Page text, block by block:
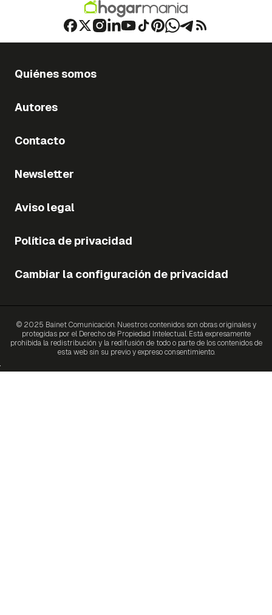
Quiénes somos
Autores
Contacto
Newsletter
Aviso legal
Política de privacidad
Cambiar la configuración de privacidad
© 2025 Bainet Comunicación. Nuestros contenidos son obras originales y
protegidas por el Derecho de Propiedad Intelectual. Está expresamente
prohibida la redistribución y la redifusión de todo o parte de los contenidos de
esta web sin su previo y expreso consentimiento.